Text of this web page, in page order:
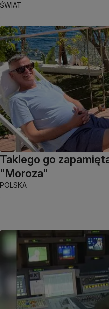
ŚWIAT
Takiego go
"Moroza"
POLSKA